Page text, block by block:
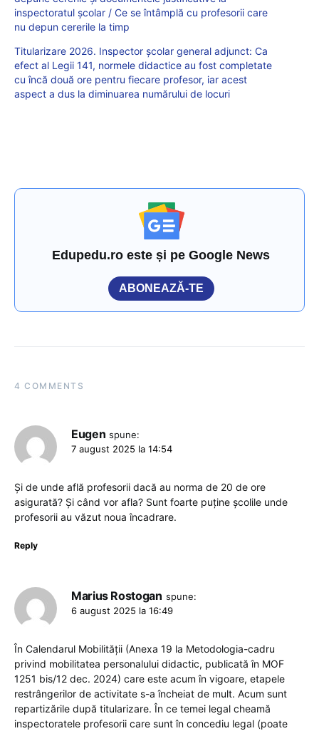
inspectoratul școlar / Ce se întâmplă cu profesorii care
nu depun cererile la timp
Titularizare 2026. Inspector școlar general adjunct: Ca
efect al Legii 141, normele didactice au fost completate
cu încă două ore pentru fiecare profesor, iar acest
aspect a dus la diminuarea numărului de locuri
Edupedu.ro este și pe Google News
ABONEAZĂ-TE
4 COMMENTS
Eugen spune:
7 august 2025 la 14:54
Și de unde află profesorii dacă au norma de 20 de ore
asigurată? Și când vor afla? Sunt foarte puține școlile unde
profesorii au văzut noua încadrare.
Reply
Marius Rostogan spune:
6 august 2025 la 16:49
În Calendarul Mobilității (Anexa 19 la Metodologia-cadru
privind mobilitatea personalului didactic, publicată în MOF
1251 bis/12 dec. 2024) care este acum în vigoare, etapele
restrângerilor de activitate s-a încheiat de mult. Acum sunt
repartizările după titularizare. În ce temei legal cheamă
inspectoratele profesorii care sunt în concediu legal (poate